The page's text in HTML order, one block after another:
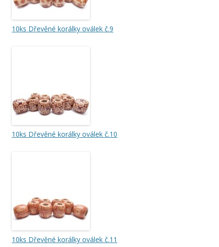
10ks Dřevěné korálky oválek č.9
10ks Dřevěné korálky oválek č.10
10ks Dřevěné korálky oválek č.11